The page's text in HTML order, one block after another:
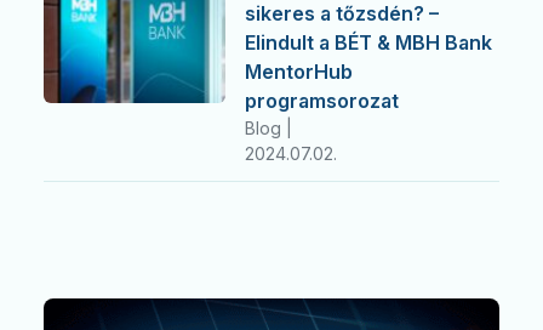
sikeres a tőzsdén? –
Elindult a BÉT & MBH Bank
MentorHub
programsorozat
Blog |
2024.07.02.